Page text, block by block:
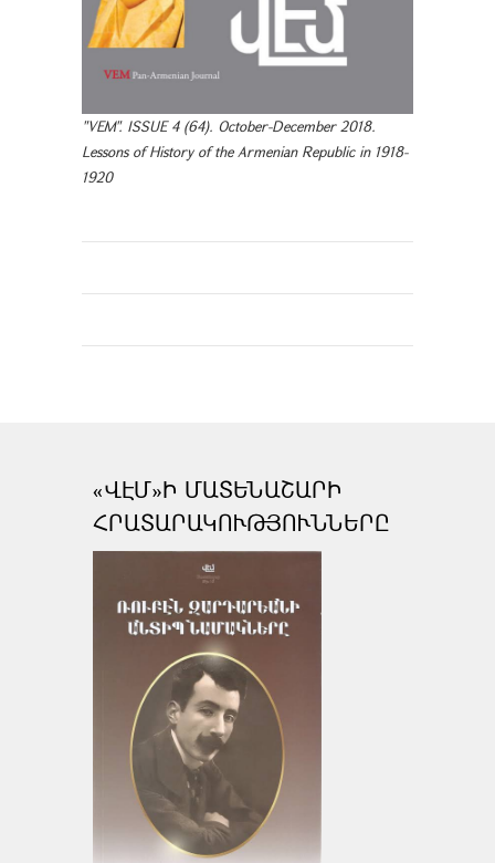
"VEM". ISSUE 4 (64). October-December 2018.
Lessons of History of the Armenian Republic in 1918-
1920
«ՎԷՄ»Ի ՄԱՏԵՆԱՇԱՐԻ
ՀՐԱՏԱՐԱԿՈՒԹՅՈՒՆՆԵՐԸ